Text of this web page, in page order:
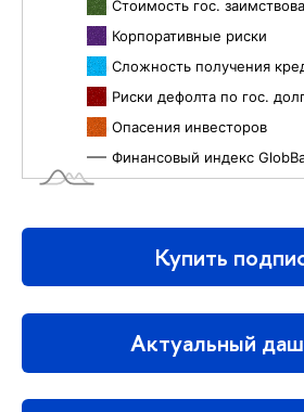
Купить
Актуальный